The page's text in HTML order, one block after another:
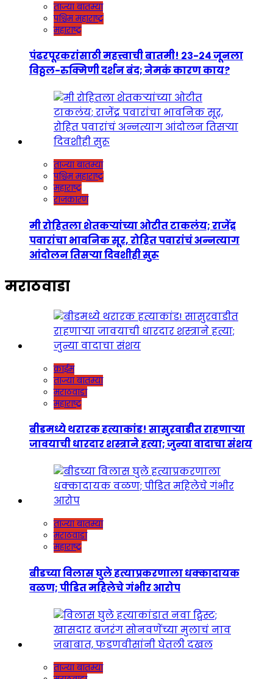
ताज्या बातम्या
पश्चिम महाराष्ट्र
महाराष्ट्र
पंढरपूरकरांसाठी महत्त्वाची बातमी! २३-२४ जूनला
विठ्ठल-रुक्मिणी दर्शन बंद; नेमकं कारण काय?
ताज्या बातम्या
पश्चिम महाराष्ट्र
महाराष्ट्र
राजकारण
मी रोहितला शेतकऱ्यांच्या ओटीत टाकलंय; राजेंद्र
पवारांचा भावनिक सूर, रोहित पवारांचं अन्नत्याग
आंदोलन तिसऱ्या दिवशीही सुरू
मराठवाडा
क्राईम
ताज्या बातम्या
मराठवाडा
महाराष्ट्र
बीडमध्ये थरारक हत्याकांड! सासुरवाडीत राहणाऱ्या
जावयाची धारदार शस्त्राने हत्या; जुन्या वादाचा संशय
ताज्या बातम्या
मराठवाडा
महाराष्ट्र
बीडच्या विलास घुले हत्याप्रकरणाला धक्कादायक
वळण; पीडित महिलेचे गंभीर आरोप
ताज्या बातम्या